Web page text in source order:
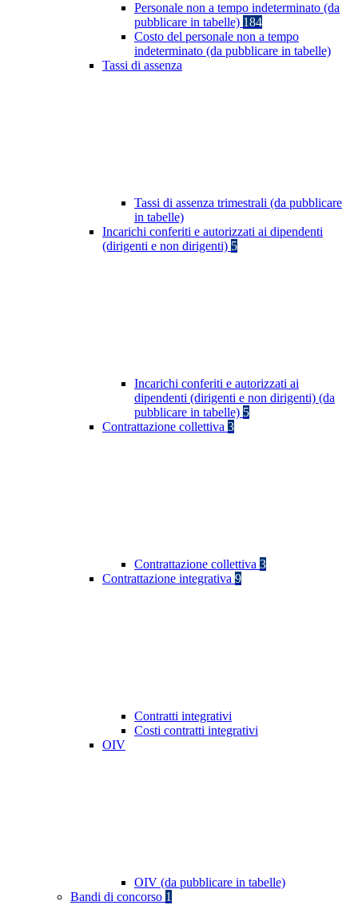
Personale non a tempo indeterminato (da
pubblicare in tabelle) 184
Costo del personale non a tempo
indeterminato (da pubblicare in tabelle)
Tassi di assenza
Tassi di assenza trimestrali (da pubblicare
in tabelle)
Incarichi conferiti e autorizzati ai dipendenti
(dirigenti e non dirigenti) 5
Incarichi conferiti e autorizzati ai
dipendenti (dirigenti e non dirigenti) (da
pubblicare in tabelle) 5
Contrattazione collettiva 3
Contrattazione collettiva 3
Contrattazione integrativa 9
Contratti integrativi
Costi contratti integrativi
OIV
OIV (da pubblicare in tabelle)
Bandi di concorso 1